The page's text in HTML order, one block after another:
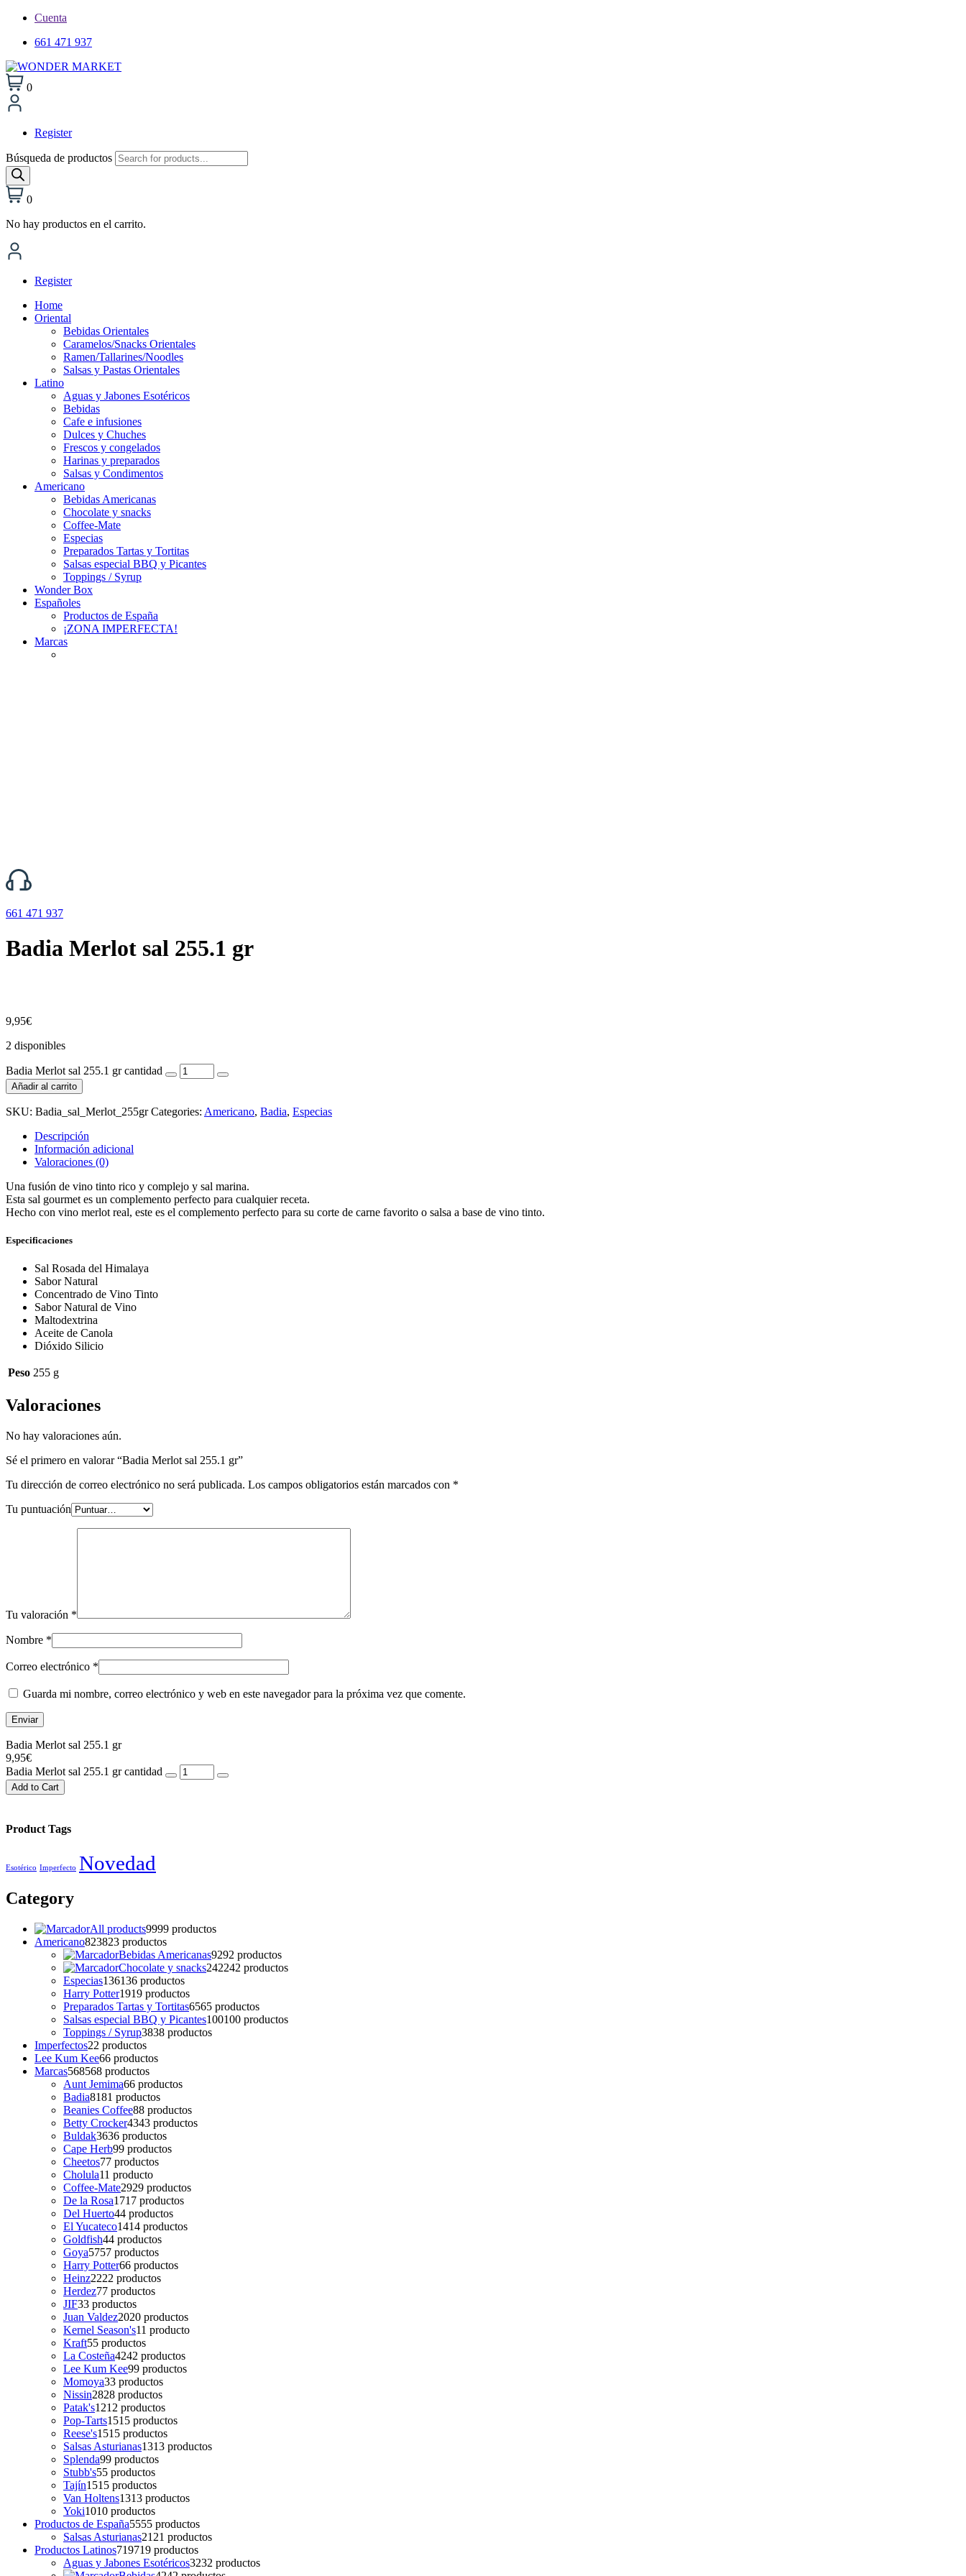
Cuenta
661 471 937
0
Register
Búsqueda de productos
0
No hay productos en el carrito.
Register
Home
Oriental
Bebidas Orientales
Caramelos/Snacks Orientales
Ramen/Tallarines/Noodles
Salsas y Pastas Orientales
Latino
Aguas y Jabones Esotéricos
Bebidas
Cafe e infusiones
Dulces y Chuches
Frescos y congelados
Harinas y preparados
Salsas y Condimentos
Americano
Bebidas Americanas
Chocolate y snacks
Coffee-Mate
Especias
Preparados Tartas y Tortitas
Salsas especial BBQ y Picantes
Toppings / Syrup
Wonder Box
Españoles
Productos de España
¡ZONA IMPERFECTA!
Marcas
661 471 937
Badia Merlot sal 255.1 gr
9,95€
2 disponibles
Badia Merlot sal 255.1 gr cantidad
Añadir al carrito
SKU: Badia_sal_Merlot_255gr Categories: Americano, Badia, Especias
Descripción
Información adicional
Valoraciones (0)
Una fusión de vino tinto rico y complejo y sal marina.
Esta sal gourmet es un complemento perfecto para cualquier receta.
Hecho con vino merlot real, este es el complemento perfecto para su corte de carne favorito o salsa a base de vino tinto.
Especificaciones
Sal Rosada del Himalaya
Sabor Natural
Concentrado de Vino Tinto
Sabor Natural de Vino
Maltodextrina
Aceite de Canola
Dióxido Silicio
Peso 255 g
Valoraciones
No hay valoraciones aún.
Sé el primero en valorar “Badia Merlot sal 255.1 gr”
Tu dirección de correo electrónico no será publicada. Los campos obligatorios están marcados con *
Tu puntuación
Tu valoración *
Nombre *
Correo electrónico *
Guarda mi nombre, correo electrónico y web en este navegador para la próxima vez que comente.
Badia Merlot sal 255.1 gr
9,95€
Badia Merlot sal 255.1 gr cantidad
Add to Cart
Product Tags
Esotérico Imperfecto Novedad
Category
All products9999 productos
Americano823823 productos
Bebidas Americanas9292 productos
Chocolate y snacks242242 productos
Especias136136 productos
Harry Potter1919 productos
Preparados Tartas y Tortitas6565 productos
Salsas especial BBQ y Picantes100100 productos
Toppings / Syrup3838 productos
Imperfectos22 productos
Lee Kum Kee66 productos
Marcas568568 productos
Aunt Jemima66 productos
Badia8181 productos
Beanies Coffee88 productos
Betty Crocker4343 productos
Buldak3636 productos
Cape Herb99 productos
Cheetos77 productos
Cholula11 producto
Coffee-Mate2929 productos
De la Rosa1717 productos
Del Huerto44 productos
El Yucateco1414 productos
Goldfish44 productos
Goya5757 productos
Harry Potter66 productos
Heinz2222 productos
Herdez77 productos
JIF33 productos
Juan Valdez2020 productos
Kernel Season's11 producto
Kraft55 productos
La Costeña4242 productos
Lee Kum Kee99 productos
Momoya33 productos
Nissin2828 productos
Patak's1212 productos
Pop-Tarts1515 productos
Reese's1515 productos
Salsas Asturianas1313 productos
Splenda99 productos
Stubb's55 productos
Tajín1515 productos
Van Holtens1313 productos
Yoki1010 productos
Productos de España5555 productos
Salsas Asturianas21 21 productos
Productos Latinos719719 productos
Aguas y Jabones Esotéricos3232 productos